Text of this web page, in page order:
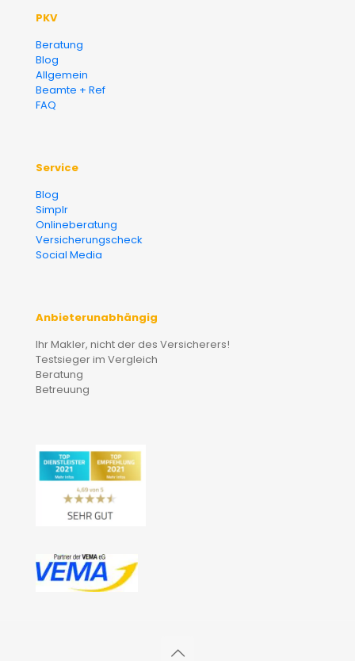
PKV
Beratung
Blog
Allgemein
Beamte + Ref
FAQ
Service
Blog
Simplr
Onlineberatung
Versicherungscheck
Social Media
Anbieterunabhängig
Ihr Makler, nicht der des Versicherers!
Testsieger im Vergleich
Beratung
Betreuung